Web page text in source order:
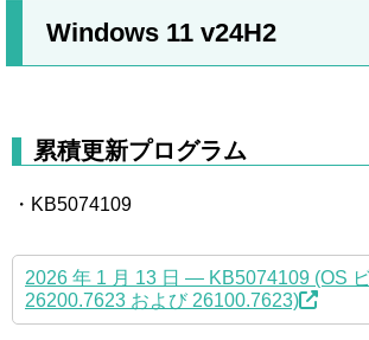
Windows 11 v24H2
累積更新プログラム
・KB5074109
2026 年 1 月 13 日 — KB5074109 (OS
26200.7623 および 26100.7623)